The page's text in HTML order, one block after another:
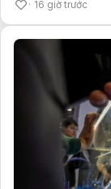
16 giờ trước